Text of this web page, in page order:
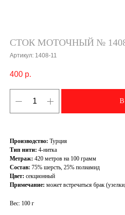
СТОК МОТОЧНЫЙ №
Артикул: 1408-11
400 р.
В
Производство: Турция
Тип нити: 4-нитка
Метраж: 420 метров на 100 грамм
Состав: 75% шерсть, 25% полиамид
Цвет: секционный
Примечание: может встречаться брак
Вес: 100 г